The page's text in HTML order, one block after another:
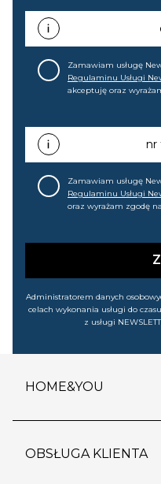
Zamawiam usługę
Regulaminu Usługi
akceptuję oraz
promocjach,
każdej chwili cofnąć.nr
Zamawiam usługę
Regulaminu Usługi
oraz wyrażam zgodę
wyprzedażach).
Administratorem danych
celach wykonania usługi do
z usługi
HOME&YOU
o firmie
OBSŁUGA KLIENTA